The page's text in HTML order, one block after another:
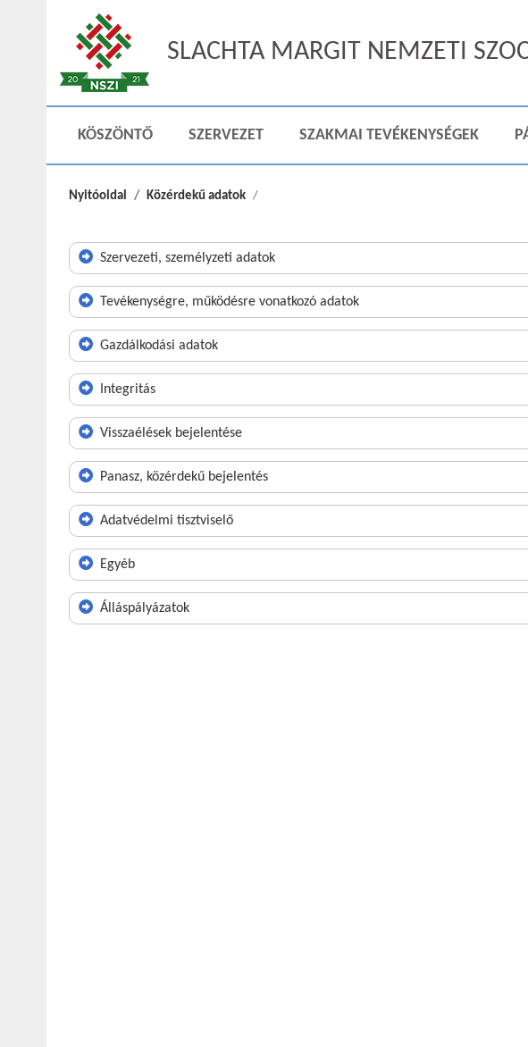
SLACHTA MARGIT NEMZETI
KÖSZÖNTŐ SZERVEZET SZAKMAI TEVÉKENYSÉGEK
Nyitóoldal Közérdekű adatok
Szervezeti, személyzeti adatok
Tevékenységre, működésre vonatkozó adatok
Gazdálkodási adatok
Integritás
Visszaélések bejelentése
Panasz, közérdekű bejelentés
Adatvédelmi tisztviselő
Egyéb
Álláspályázatok